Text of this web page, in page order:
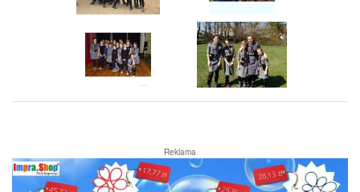
Reklama